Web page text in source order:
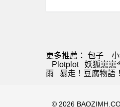
更多推薦： 包子
Plotplot
妖狐崽崽
雨
暴走！豆腐物語！
© 2026